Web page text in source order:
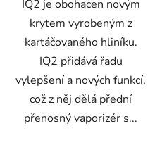
IQ2 je obohacen novým
krytem vyrobeným z
kartáčovaného hliníku.
IQ2 přidává řadu
vylepšení a nových funkcí,
což z něj dělá přední
přenosný vaporizér s...